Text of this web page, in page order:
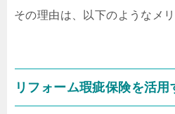
その理由は、以下のようなメ
リフォーム瑕疵保険を活用